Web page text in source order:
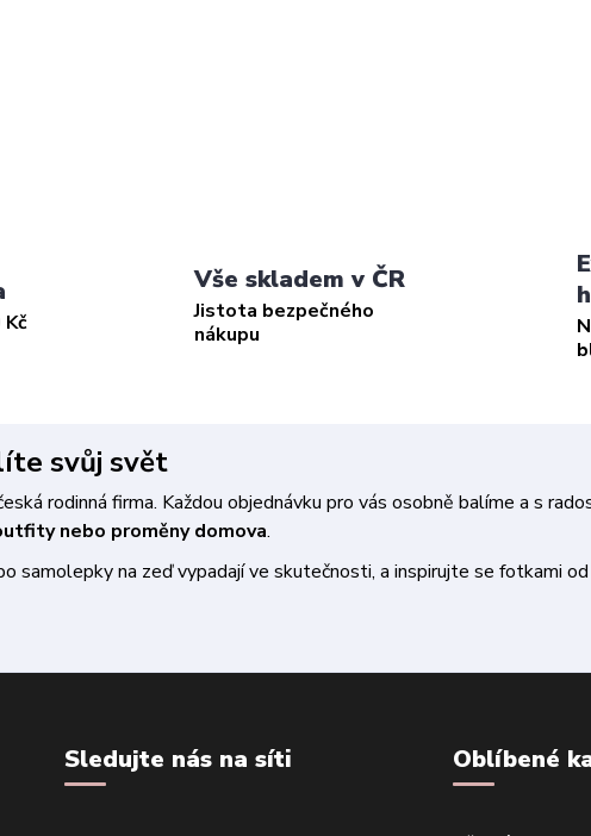
Vše skladem v ČR
Jistota bezpečného
nákupu
svůj svět
rodinná firma. Každou objednávku pro vás osobně balíme a s
nebo proměny domova.
samolepky na zeď vypadají ve skutečnosti, a inspirujte se fotkami od
Sledujte nás na síti Oblíbené